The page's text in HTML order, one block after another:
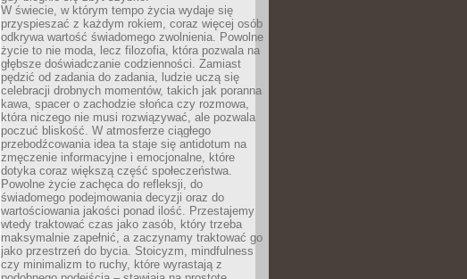
W świecie, w którym tempo życia wydaje się
przyspieszać z każdym rokiem, coraz więcej osób
odkrywa wartość świadomego zwolnienia. Powolne
życie to nie moda, lecz filozofia, która pozwala na
głębsze doświadczanie codzienności. Zamiast
pędzić od zadania do zadania, ludzie uczą się
celebracji drobnych momentów, takich jak poranna
kawa, spacer o zachodzie słońca czy rozmowa,
która niczego nie musi rozwiązywać, ale pozwala
poczuć bliskość. W atmosferze ciągłego
przebodźcowania idea ta staje się antidotum na
zmęczenie informacyjne i emocjonalne, które
dotyka coraz większą część społeczeństwa.
Powolne życie zachęca do refleksji, do
świadomego podejmowania decyzji oraz do
wartościowania jakości ponad ilość. Przestajemy
wtedy traktować czas jako zasób, który trzeba
maksymalnie zapełnić, a zaczynamy traktować go
jako przestrzeń do bycia. Stoicyzm, mindfulness
czy minimalizm to ruchy, które wyrastają z